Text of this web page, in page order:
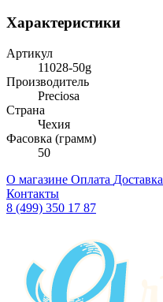
Характеристики
Артикул
11028-50g
Производитель
Preciosa
Страна
Чехия
Фасовка (грамм)
50
О магазине Оплата Доставка
Контакты
8 (499) 350 17 87